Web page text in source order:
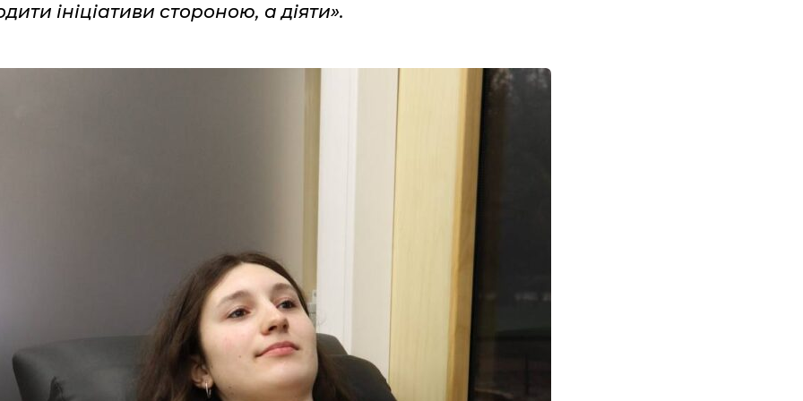
ініціативи стороною, а діяти».